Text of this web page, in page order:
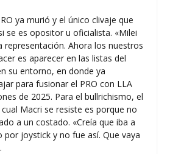
ya murió y el único clivaje que
se es opositor u oficialista. «Milei
representación. Ahora los nuestros
es aparecer en las listas del
su entorno, en donde ya
para fusionar el PRO con LLA
de 2025. Para el bullrichismo, el
Macri se resiste es porque no
a un costado. «Creía que iba a
por joystick y no fue así. Que vaya